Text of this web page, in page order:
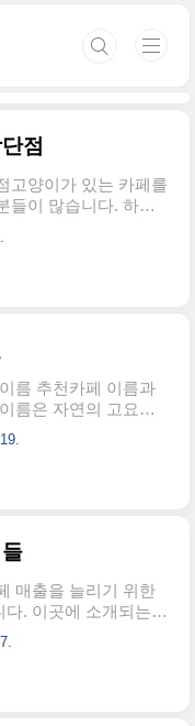
점
고양이가 있는 카페를
들이 많습니다. 하지
된다면 일반 카페와
용을 받게 되고, 비용
아는 사람은 많지 않
카페를 운영할 경우
대략적으로 이렇구나
의를 하셔야 합니
의 법적 문제고양이
페가 아니라 동물 관
로 여러 가지 법적 요
. 주요 법적 요건은 다
름 추천카페 이름과
름은 자연의 고요함
의 여유로움을 담아
해 카페가 추구하는
기를 표현할 수 있습
이 실재로 카페 안에
까지 추가한 식물 관
싱그러운 초록 바람
이름으로, 식물의 신
시에 표현합니다.풍성
리는 듯한 디자인의
수 있도록 창가나 야
매출을 늘리기 위한
다. 이곳에 소개되는
원론적인 것들일 수
를 이해한다면 매출
쉬울 수 있습니다. 카
여러 가지 전략과 노